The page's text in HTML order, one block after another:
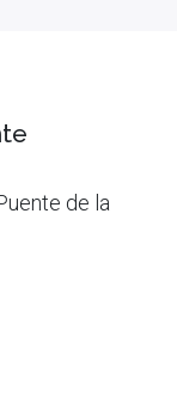
de la